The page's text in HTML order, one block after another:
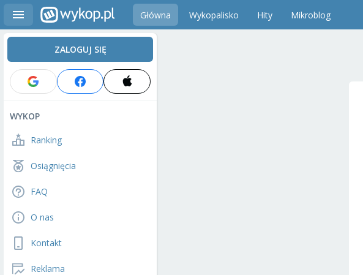
Główna Wykopalisko Hity Mikroblog
ZALOGUJ SIĘ
WYKOP
Ranking
Osiągnięcia
FAQ
O nas
Kontakt
Reklama